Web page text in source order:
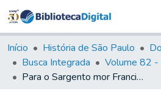
&
Coleções
Tudo na
Biblioteca
Início História de São Paulo
Busca Integrada
Para o Sargento mor Francisco Aranha Barreto Comandante da Villa de Santos.